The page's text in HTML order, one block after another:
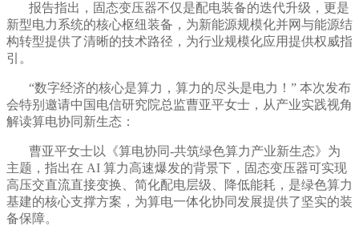
报告指出，固态变压器不仅是配电装备的迭代升级，更是
新型电力系统的核心枢纽装备，为新能源规模化并网与能源结
构转型提供了清晰的技术路径，为行业规模化应用提供权威指
引。
“数字经济的核心是算力，算力的尽头是电力！” 本次发布
会特别邀请中国电信研究院总监曹亚平女士，从产业实践视角
解读算电协同新生态：
曹亚平女士以《算电协同-共筑绿色算力产业新生态》为
主题，指出在 AI 算力高速爆发的背景下，固态变压器可实现
高压交直流直接变换、简化配电层级、降低能耗，是绿色算力
基建的核心支撑方案，为算电一体化协同发展提供了坚实的装
备保障。